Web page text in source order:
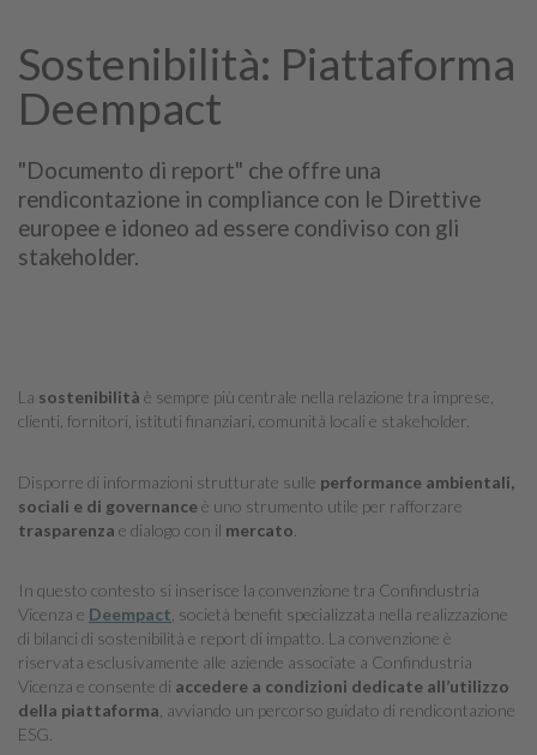
Sostenibilità: Piattaforma
Deempact
"Documento di report" che offre una
rendicontazione in compliance con le Direttive
europee e idoneo ad essere condiviso con gli
stakeholder.
La sostenibilità è sempre più centrale nella relazione tra imprese,
clienti, fornitori, istituti finanziari, comunità locali e stakeholder.
Disporre di informazioni strutturate sulle performance ambientali,
sociali e di governanceè uno strumento utile per rafforzare
trasparenza e dialogo con il mercato
In questo contesto si inserisce la convenzione tra Confindustria
Vicenza e Deempact , società benefit specializzata nella realizzazione
di bilanci di sostenibilità e report di impatto. La convenzione è
riservata esclusivamente alle aziende associate a Confindustria
Vicenza e consente di accedere a condizioni dedicate all’utilizzo
della piattaforma , avviando un percorso guidato di rendicontazione
ESG.